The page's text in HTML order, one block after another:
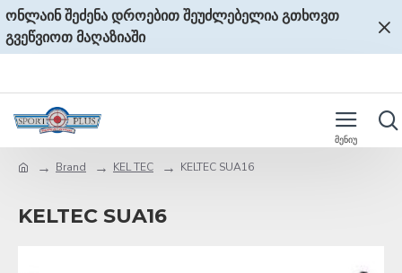
ონლაინ შეძენა დროებით შეუძლებელია გთხოვთ
გვეწვიოთ მაღაზიაში
Brand KEL TEC KELTEC SUA16
KELTEC SUA16